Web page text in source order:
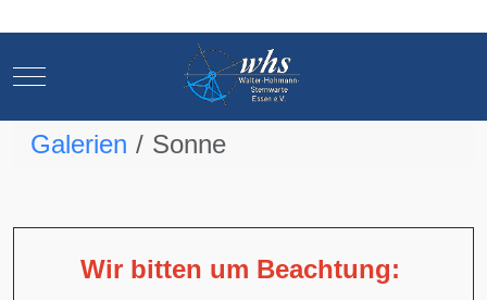
Mobile Menu Toggle
Galerien Sonne
Wir bitten um Beachtung: